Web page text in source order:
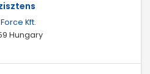
Kft.
Hungary